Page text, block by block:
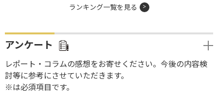
ランキング一覧を見る
アンケート
レポート・コラムの感想をお寄せください。今後の内容検
討等に参考にさせていただきます。
※は必須項目です。